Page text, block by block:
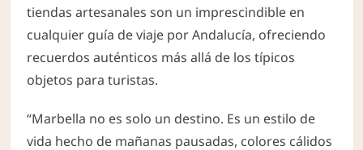
tiendas artesanales son un imprescindible en
cualquier guía de viaje por Andalucía, ofreciendo
recuerdos auténticos más allá de los típicos
objetos para turistas.
“Marbella no es solo un destino. Es un estilo de
vida hecho de mañanas pausadas, colores cálidos